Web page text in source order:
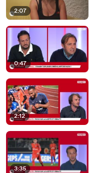
2:07
0:47
2:12
3:35